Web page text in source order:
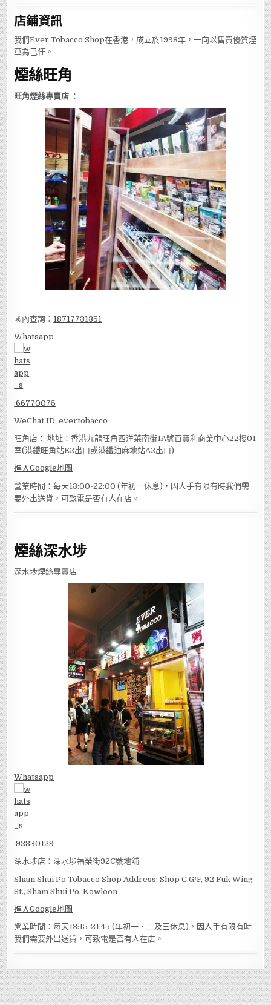
店鋪資訊
我們Ever Tobacco Shop在香港，成立於1998年，一向以售買優質煙
草為己任。
煙絲旺角
旺角煙絲專賣店 ：
國內查詢： 18717731351
Whatsapp
:66770075
WeChat ID: evertobacco
旺角店： 地址：香港九龍旺角西洋菜南街1A號百寶利商業中心22樓01
室(港鐵旺角站E2出口或港鐵油麻地站A2出口)
進入Google地圖
營業時間：每天13:00-22:00 (年初一休息)，因人手有限有時我們需
要外出送貨，可致電是否有人在店。
煙絲深水埗
深水埗煙絲專賣店
Whatsapp
:92830129
深水埗店：深水埗福榮街92C號地舖
Sham Shui Po Tobacco Shop Address: Shop C G/F, 92 Fuk Wing
St., Sham Shui Po, Kowloon
進入Google地圖
營業時間：每天13:15-21:45 (年初一、二及三休息)，因人手有限有時
我們需要外出送貨，可致電是否有人在店。